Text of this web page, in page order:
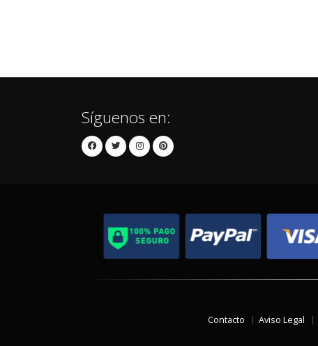
Síguenos en:
Contacto Aviso Legal